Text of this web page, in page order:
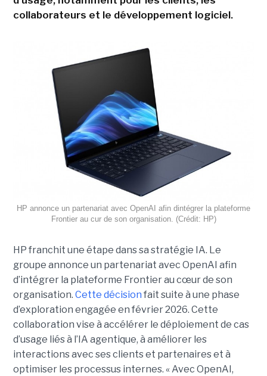
collaborateurs et le développement logiciel.
HP annonce un partenariat avec OpenAI afin dintégrer la plateforme
Frontier au cur de son organisation. (Crédit: HP)
HP franchit une étape dans sa stratégie IA. Le
groupe annonce un partenariat avec OpenAI afin
d’intégrer la plateforme Frontier au cœur de son
organisation. Cette décision fait suite à une phase
d’exploration engagée en février 2026. Cette
collaboration vise à accélérer le déploiement de cas
d’usage liés à l’IA agentique, à améliorer les
interactions avec ses clients et partenaires et à
optimiser les processus internes. « Avec OpenAI,